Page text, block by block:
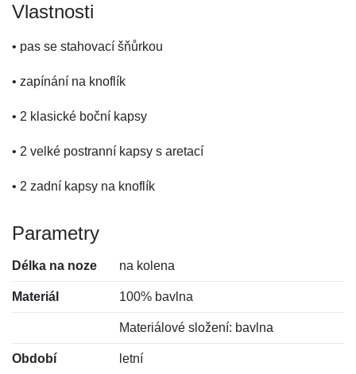
Vlastnosti
• pas se stahovací šňůrkou
• zapínání na knoflík
• 2 klasické boční kapsy
• 2 velké postranní kapsy s aretací
• 2 zadní kapsy na knoflík
Parametry
Délka na noze na kolena
Materiál 100% bavlna
Materiálové složení: bavlna
Období letní